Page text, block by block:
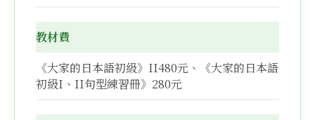
教材費
《大家的日本語初級》II480元、《大家的日本語
初級I、II句型練習冊》280元